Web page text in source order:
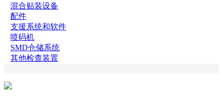
混合贴装设备
配件
支援系统和软件
喷码机
SMD仓储系统
其他检查装置